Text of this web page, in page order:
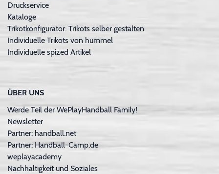
Druckservice
Kataloge
Trikotkonfigurator: Trikots selber gestalten
Individuelle Trikots von hummel
Individuelle spized Artikel
ÜBER UNS
Werde Teil der WePlayHandball Family!
Newsletter
Partner: handball.net
Partner: Handball-Camp.de
weplayacademy
Nachhaltigkeit und Soziales